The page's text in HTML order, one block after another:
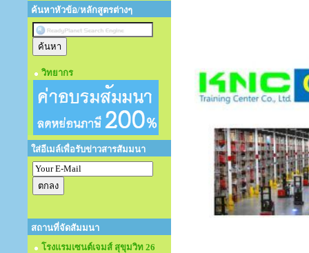
ค้นหาหัวข้อ/หลักสูตรต่างๆ
วิทยากร
ใส่อีเมล์เพื่อรับข่าวสารสัมมนา
สถานที่จัดสัมมนา
โรงแรมเซนต์เจมส์ สุขุมวิท 26